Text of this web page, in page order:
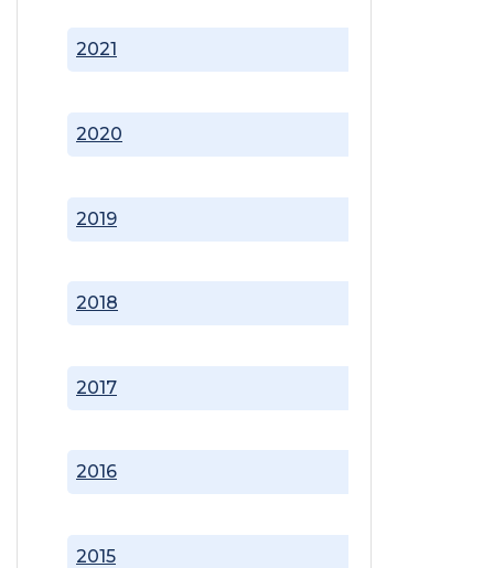
2015
2016
2017
2018
2019
2020
2021